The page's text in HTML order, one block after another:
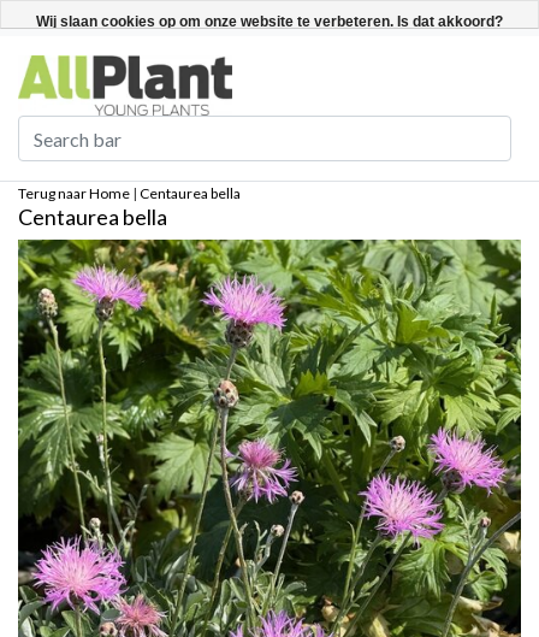
Registreren / Inloggen Nederlands
Terug naar Home | Centaurea bella
Centaurea bella
Wij slaan cookies op om onze website te verbeteren. Is dat akkoord?